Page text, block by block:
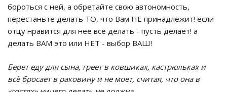
бороться с ней, а обретайте свою автономность,
перестаньте делать ТО, что Вам НЕ принадлежит! если
отцу нравится для неё все делать - пусть делает! а
делать ВАМ это или НЕТ - выбор ВАШ!
Берет еду для сына, греет в ковшиках, кастрюльках и
всё бросает в раковину и не моет, считая, что она в